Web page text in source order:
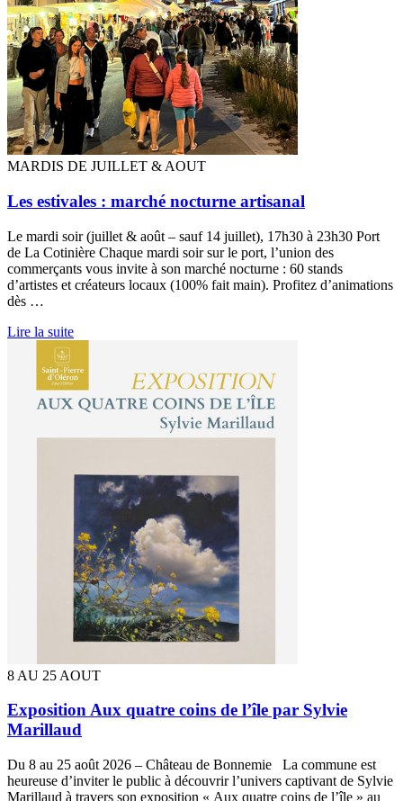
MARDIS DE JUILLET & AOUT
Les estivales : marché nocturne artisanal
Le mardi soir (juillet & août – sauf 14 juillet), 17h30 à 23h30 Port
de La Cotinière Chaque mardi soir sur le port, l’union des
commerçants vous invite à son marché nocturne : 60 stands
d’artistes et créateurs locaux (100% fait main). Profitez d’animations
dès …
Lire la suite
8 AU 25 AOUT
Exposition Aux quatre coins de l’île par Sylvie
Marillaud
Du 8 au 25 août 2026 – Château de Bonnemie La commune est
heureuse d’inviter le public à découvrir l’univers captivant de Sylvie
Marillaud à travers son exposition « Aux quatre coins de l’île » au